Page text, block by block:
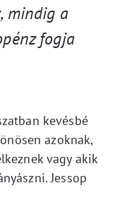
mindig a
fogja
kevésbé
azoknak,
vagy akik
Jessop